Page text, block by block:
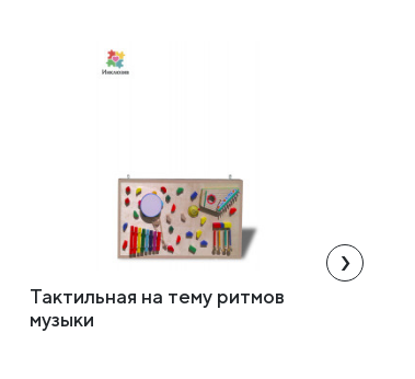
Тактильная на тему ритмов
музыки
›